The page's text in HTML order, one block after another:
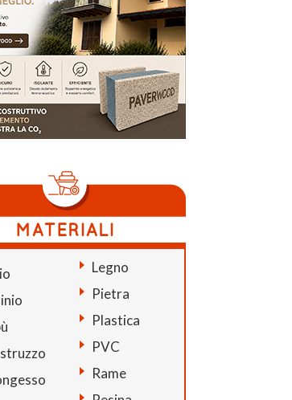
Legno
Pietra
Plastica
PVC
Rame